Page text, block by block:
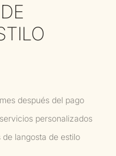
después del pago
personalizados
langosta de estilo